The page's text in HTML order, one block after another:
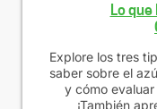
Lo
Explore los tres
saber sobre el
y cómo
¡También